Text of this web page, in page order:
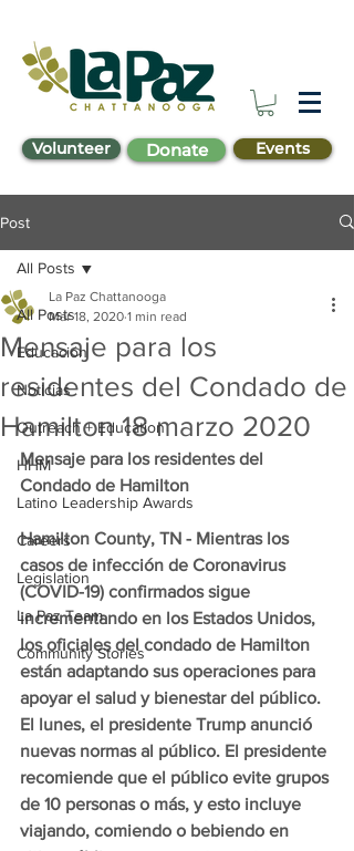
Volunteer Donate Events
Post
All Posts
Educación
Noticias
Outreach + Education
HHM
Latino Leadership Awards
Careers
Legislation
La Paz Team
Community Stories
All Posts
Mensaje para los
residentes del Condado de
Hamilton 18 marzo 2020
La Paz Chattanooga
Mar 18, 2020 1 min read
Mensaje para los residentes del
Condado de Hamilton
Hamilton County, TN - Mientras los
casos de infección de Coronavirus
(COVID-19) confirmados sigue
incrementando en los Estados Unidos,
los oficiales del condado de Hamilton
están adaptando sus operaciones para
apoyar el salud y bienestar del público.
El lunes, el presidente Trump anunció
nuevas normas al público. El presidente
recomiende que el público evite grupos
de 10 personas o más, y esto incluye
viajando, comiendo o bebiendo en